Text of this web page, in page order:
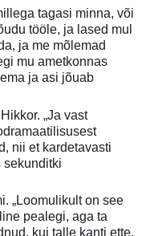
tagasi minna, või
tööle, ja lased mul
ja me mõlemad
mu ametkonnas
ja asi jõuab
„Ja vast
nii et kardetavasti
sekunditki
„Loomulikult on see
pealegi, aga ta
kui talle kanti ette,